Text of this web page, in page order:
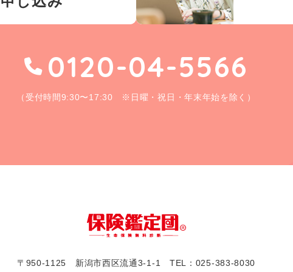
0120-04-5566
（受付時間9:30〜17:30 ※日曜・祝日・年末年始を除く）
〒950-1125 新潟市西区流通3-1-1 TEL： 025-383-8030